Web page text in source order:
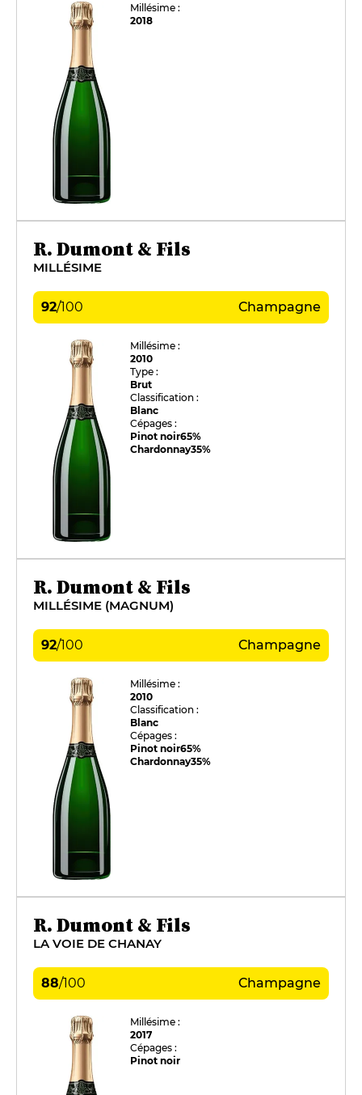
Millésime :
2018
R. Dumont & Fils
MILLÉSIME
92/100 Champagne
Millésime :
2010
Type :
Brut
Classification :
Blanc
Cépages :
Pinot noir65%
Chardonnay35%
R. Dumont & Fils
MILLÉSIME (MAGNUM)
92/100 Champagne
Millésime :
2010
Classification :
Blanc
Cépages :
Pinot noir65%
Chardonnay35%
R. Dumont & Fils
LA VOIE DE CHANAY
88/100 Champagne
Millésime :
2017
Cépages :
Pinot noir